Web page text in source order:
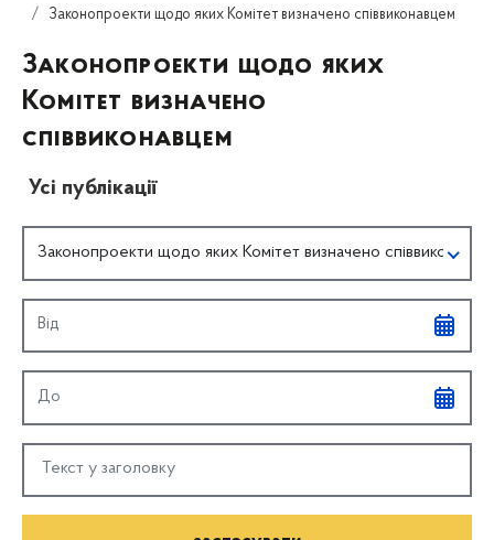
Законопроекти щодо яких Комітет визначено співвиконавцем
Законопроекти щодо яких
Комітет визначено
співвиконавцем
Усі публікації
Законопроекти щодо яких Комітет визначено